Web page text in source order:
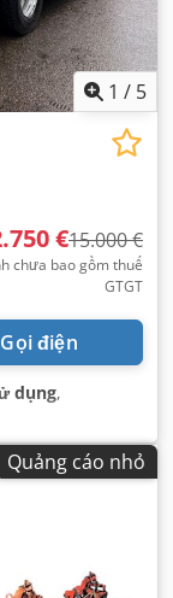
1 / 5
€15.000 €
chưa bao gồm thuế
GTGT
Gọi điện
dụng,
Quảng cáo nhỏ